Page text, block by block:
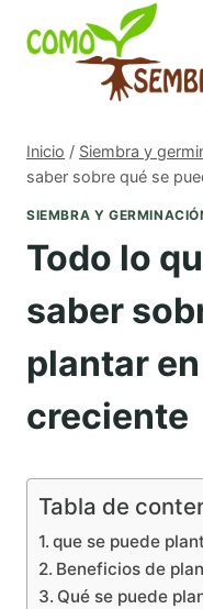
Inicio / Siembra y
saber sobre qué se
SIEMBRA Y
Todo lo
saber
plantar
creciente
Tabla de
que se puede
Beneficios de
Qué se puede